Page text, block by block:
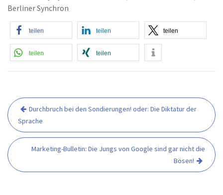
Berliner Synchron
teilen teilen teilen
teilen teilen
B
e
t
r
Durchbruch bei den Sondierungen! oder: Die Diktatur der
Sprache
Marketing-Bulletin: Die Jungs von Google sind gar nicht die
Bösen!